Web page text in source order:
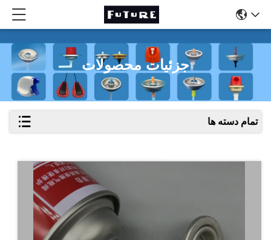
جزئیات محصولات
تمام دسته ها